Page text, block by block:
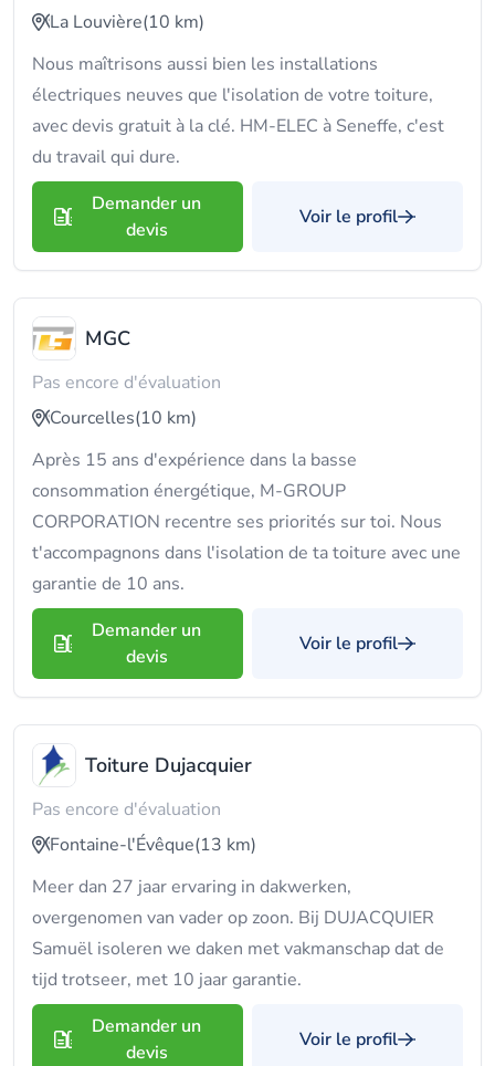
La Louvière(10 km)
Nous maîtrisons aussi bien les installations
électriques neuves que l'isolation de votre toiture,
avec devis gratuit à la clé. HM-ELEC à Seneffe, c'est
du travail qui dure.
Demander un
devis
Voir le profil
MGC
Pas encore d'évaluation
Courcelles(10 km)
Après 15 ans d'expérience dans la basse
consommation énergétique, M-GROUP
CORPORATION recentre ses priorités sur toi. Nous
t'accompagnons dans l'isolation de ta toiture avec une
garantie de 10 ans.
Demander un
devis
Voir le profil
Toiture Dujacquier
Pas encore d'évaluation
Fontaine-l'Évêque(13 km)
Meer dan 27 jaar ervaring in dakwerken,
overgenomen van vader op zoon. Bij DUJACQUIER
Samuël isoleren we daken met vakmanschap dat de
tijd trotseer, met 10 jaar garantie.
Demander un
devis
Voir le profil